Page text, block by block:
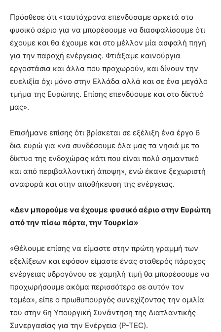
Πρόσθεσε ότι «ταυτόχρονα επενδύσαμε αρκετά στο
φυσικό αέριο για να μπορέσουμε να διασφαλίσουμε ότι
έχουμε και θα έχουμε και στο μέλλον μία ασφαλή πηγή
για την παροχή ενέργειας. Φτιάξαμε καινούργια
εργοστάσια και άλλα που προχωρούν, και δίνουν την
ευελιξία όχι μόνο στην Ελλάδα αλλά και σε ένα μεγάλο
τμήμα της Ευρώπης. Επίσης επενδύουμε και στο δίκτυό
μας».
Επισήμανε επίσης ότι βρίσκεται σε εξέλιξη ένα έργο 6
δισ. ευρώ για «να συνδέσουμε όλα μας τα νησιά με το
δίκτυο της ενδοχώρας κάτι που είναι πολύ σημαντικό
και από περιβαλλοντική άποψη», ενώ έκανε ξεχωριστή
αναφορά και στην αποθήκευση της ενέργειας.
«Δεν μπορούμε να έχουμε φυσικό αέριο στην Ευρώπη
από την πίσω πόρτα, την Τουρκία»
«Θέλουμε επίσης να είμαστε στην πρώτη γραμμή των
εξελίξεων και εφόσον είμαστε ένας σταθερός πάροχος
ενέργειας υδρογόνου σε χαμηλή τιμή θα μπορέσουμε να
προχωρήσουμε ακόμα περισσότερο σε αυτόν τον
τομέα», είπε ο πρωθυπουργός συνεχίζοντας την ομιλία
του στην 6η Υπουργική Συνάντηση της Διατλαντικής
Συνεργασίας για την Ενέργεια (P-TEC).